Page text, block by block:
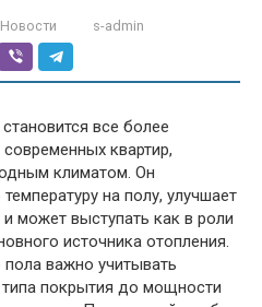
Новости s-admin
все более
квартир,
климатом. Он
на полу, улучшает
может выступать как в роли
источника отопления.
важно учитывать
покрытия до мощности